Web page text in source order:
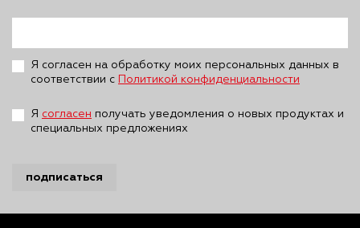
Я согласен на обработку моих персональных данных в
соответствии с
Политикой конфиденциальности
Я согласен получать уведомления о новых продуктах и
специальных предложениях
подписаться